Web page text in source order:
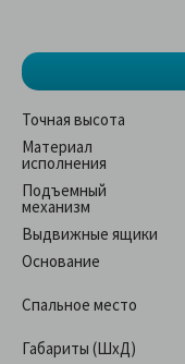
Точная высота
Материал
исполнения
Подъемный
механизм
Выдвижные ящики
Основание
Спальное место
Габариты (ШхД)